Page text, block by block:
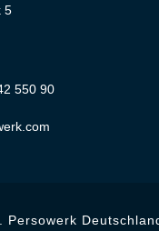
5
550 90
Persowerk